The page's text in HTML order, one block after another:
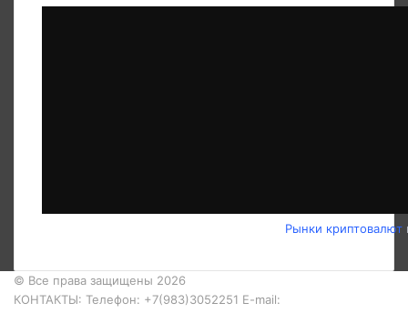
Рынки криптовалют
© Все права защищены 2026
КОНТАКТЫ: Телефон: +7(983)3052251 E-mail: